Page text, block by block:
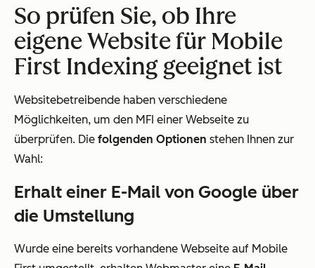
So prüfen Sie, ob Ihre
eigene Website für Mobile
First Indexing geeignet ist
Websitebetreibende haben verschiedene
Möglichkeiten, um den MFI einer Webseite zu
überprüfen. Die folgenden Optionen stehen Ihnen zur
Wahl:
Erhalt einer E-Mail von Google über
die Umstellung
Wurde eine bereits vorhandene Webseite auf Mobile